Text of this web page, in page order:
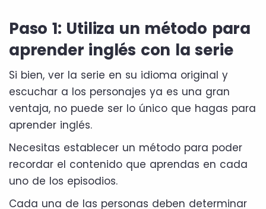
Paso 1: Utiliza un método para
aprender inglés con la serie
Si bien, ver la serie en su idioma original y
escuchar a los personajes ya es una gran
ventaja, no puede ser lo único que hagas para
aprender inglés.
Necesitas establecer un método para poder
recordar el contenido que aprendas en cada
uno de los episodios.
Cada una de las personas deben determinar